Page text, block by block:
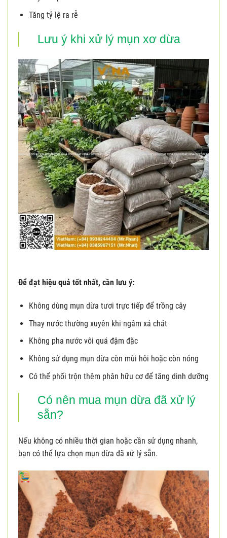
Tăng tỷ lệ ra rễ
Lưu ý khi xử lý mụn xơ dừa
Để đạt hiệu quả tốt nhất, cần lưu ý:
Không dùng mụn dừa tươi trực tiếp để trồng cây
Thay nước thường xuyên khi ngâm xả chát
Không pha nước vôi quá đậm đặc
Không sử dụng mụn dừa còn mùi hôi hoặc còn nóng
Có thể phối trộn thêm phân hữu cơ để tăng dinh dưỡng
Có nên mua mụn dừa đã xử lý
sẵn?
Nếu không có nhiều thời gian hoặc cần sử dụng nhanh,
bạn có thể lựa chọn mụn dừa đã xử lý sẵn.